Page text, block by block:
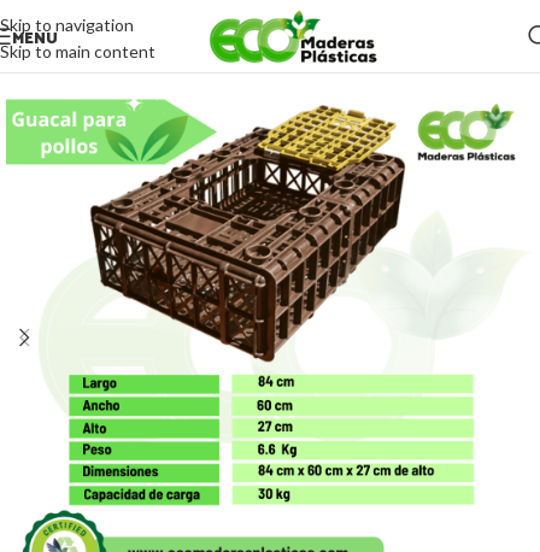
Skip to navigation
Skip to main content
MENU